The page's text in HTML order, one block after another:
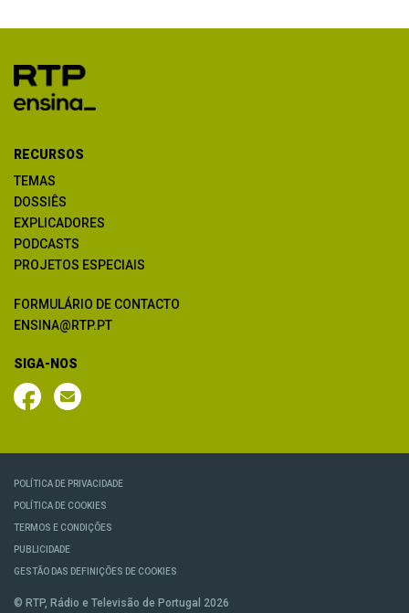
RECURSOS
TEMAS
DOSSIÊS
EXPLICADORES
PODCASTS
PROJETOS ESPECIAIS
FORMULÁRIO DE CONTACTO
ENSINA@RTP.PT
SIGA-NOS
POLÍTICA DE PRIVACIDADE
POLÍTICA DE COOKIES
TERMOS E CONDIÇÕES
PUBLICIDADE
GESTÃO DAS DEFINIÇÕES DE COOKIES
© RTP, Rádio e Televisão de Portugal 2026